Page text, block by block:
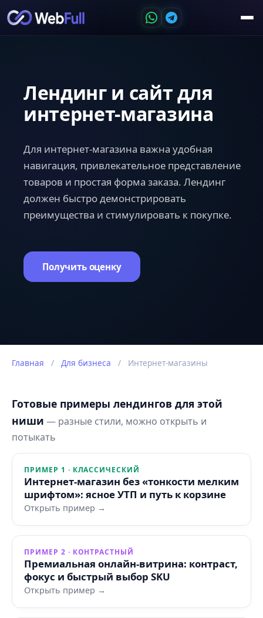
Лендинг и сайт для
интернет-магазина
Для интернет-магазина важна удобная
навигация, привлекательное представление
товаров и простая форма заказа. Лендинг
должен быстро демонстрировать
преимущества и стимулировать к покупке.
Получить оценку
Главная / Для бизнеса / Интернет-магазины
Готовые примеры лендингов для этой
ниши — разные стили, можно открыть и
потыкать
ПРИМЕР 1 · КЛАССИЧЕСКИЙ
Интернет-магазин без «тонкости мелким
шрифтом»: ясное УТП и путь к корзине
Открыть пример →
ПРИМЕР 2 · КОНТРАСТНЫЙ
Премиальная онлайн-витрина: контраст,
фокус и быстрый выбор SKU
Открыть пример →